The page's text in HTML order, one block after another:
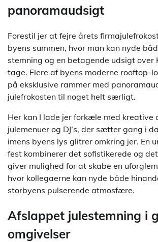
panoramaudsigt
Forestil jer at fejre årets
byens summen, hvor man kan nyde
stemning og en betagende udsigt over
tage. Flere af byens moderne rooftop-
på eksklusive rammer med
julefrokosten til noget helt særligt.
Her kan I lade jer forkæle med kreative
julemenuer og DJ’s, der sætter gang i
imens byens lys glitrer omkring jer. En
fest kombinerer det sofistikerede og
giver mulighed for at skabe en
hvor kollegaerne kan nyde både
storbyens pulserende atmosfære.
Afslappet julestemning i
omgivelser